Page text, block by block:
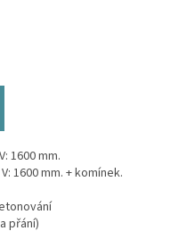
1600 mm.
1600 mm. + komínek.
přání)